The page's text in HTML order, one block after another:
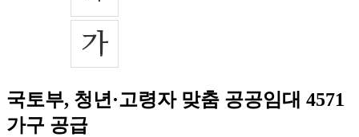
국토부, 청년·고령자 맞춤 공공임대 4571
가구 공급